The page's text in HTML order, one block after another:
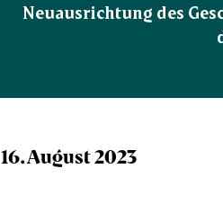
Neuausrichtung des
16. August 2023